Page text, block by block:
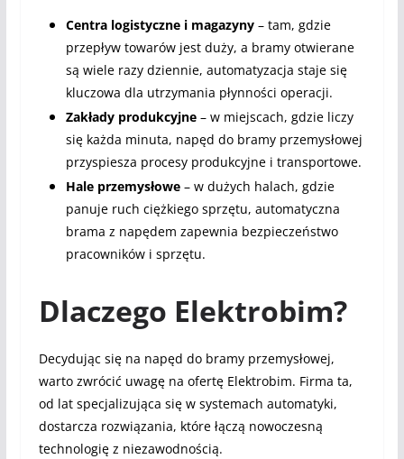
Centra logistyczne i magazyny– tam, gdzie
przepływ towarów jest duży, a bramy otwierane
są wiele razy dziennie, automatyzacja staje się
kluczowa dla utrzymania płynności operacji.
Zakłady produkcyjne– w miejscach, gdzie liczy
się każda minuta, napęd do bramy przemysłowej
przyspiesza procesy produkcyjne i transportowe.
Hale przemysłowe– w dużych halach, gdzie
panuje ruch ciężkiego sprzętu, automatyczna
brama z napędem zapewnia bezpieczeństwo
pracowników i sprzętu.
Dlaczego Elektrobim?
Decydując się na napęd do bramy przemysłowej,
warto zwrócić uwagę na ofertę Elektrobim. Firma ta,
od lat specjalizująca się w systemach automatyki,
dostarcza rozwiązania, które łączą nowoczesną
technologię z niezawodnością.